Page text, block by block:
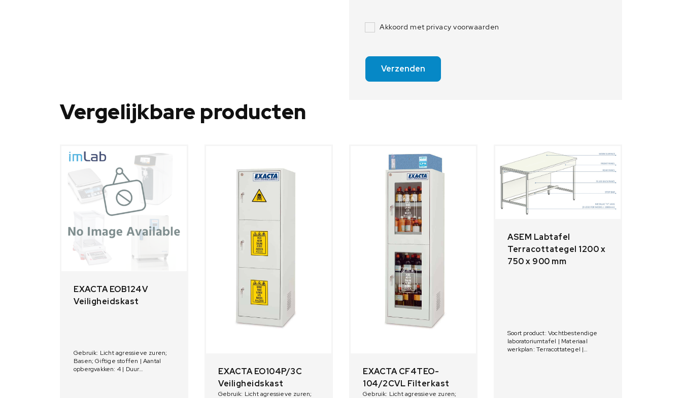
Akkoord met privacy voorwaarden
Verzenden
Vergelijkbare producten
EXACTA EOB124V
Veiligheidskast
Gebruik: Licht agressieve zuren;
Basen; Giftige stoffen | Aantal
opbergvakken: 4 | Duur
EXACTA EO104P/3C
Veiligheidskast
Gebruik: Licht agressieve zuren;
EXACTA CF4TEO-
104/2CVL Filterkast
Gebruik: Licht agressieve zuren;
ASEM Labtafel
Terracottategel 1200 x
750 x 900 mm
Soort product: Vochtbestendige
laboratoriumtafel | Materiaal
werkplan: Terracottategel |